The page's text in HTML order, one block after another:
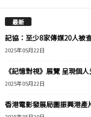
最新
記協：至少8家傳媒20人被
2025年05月22日
《記憶對視》展覽 呈現個
2025年05月22日
香港電影發展局圖振興港產